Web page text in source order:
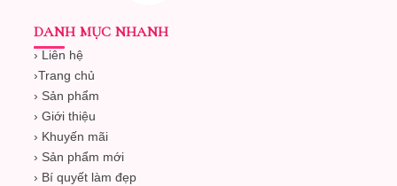
DANH MỤC NHANH
› Liên hệ
›Trang chủ
› Sản phẩm
› Giới thiệu
› Khuyến mãi
› Sản phẩm mới
› Bí quyết làm đẹp